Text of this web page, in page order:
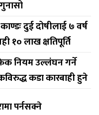
दुई दोषीलाई ७ वर्ष
१० लाख क्षतिपूर्ति
नियम उल्लंघन गर्ने
कडा कारबाही हुने
पर्नसक्ने